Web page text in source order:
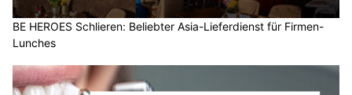
BE HEROES Schlieren: Beliebter Asia-Lieferdienst für Firmen-
Lunches